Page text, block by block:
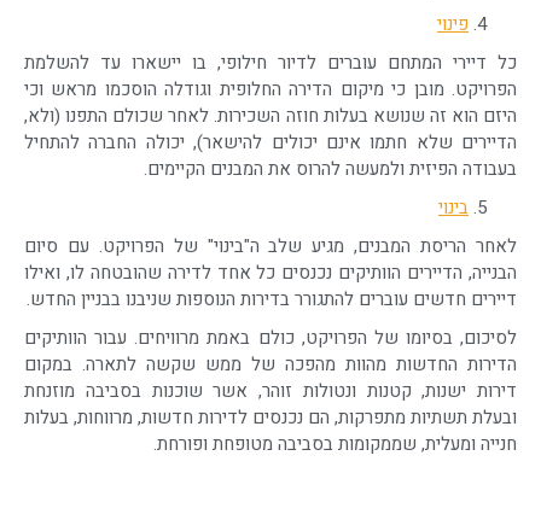
פינוי
כל דיירי המתחם עוברים לדיור חילופי, בו יישארו עד להשלמת
הפרויקט. מובן כי מיקום הדירה החלופית וגודלה הוסכמו מראש וכי
היזם הוא זה שנושא בעלות חוזה השכירות. לאחר שכולם התפנו (ולא,
הדיירים שלא חתמו אינם יכולים להישאר), יכולה החברה להתחיל
בעבודה הפיזית ולמעשה להרוס את המבנים הקיימים.
בינוי
לאחר הריסת המבנים, מגיע שלב ה"בינוי" של הפרויקט. עם סיום
הבנייה, הדיירים הוותיקים נכנסים כל אחד לדירה שהובטחה לו, ואילו
דיירים חדשים עוברים להתגורר בדירות הנוספות שניבנו בבניין החדש.
לסיכום, בסיומו של הפרויקט, כולם באמת מרוויחים. עבור הוותיקים
הדירות החדשות מהוות מהפכה של ממש שקשה לתארה. במקום
דירות ישנות, קטנות ונטולות זוהר, אשר שוכנות בסביבה מוזנחת
ובעלת תשתיות מתפרקות, הם נכנסים לדירות חדשות, מרווחות, בעלות
חנייה ומעלית, שממקומות בסביבה מטופחת ופורחת.